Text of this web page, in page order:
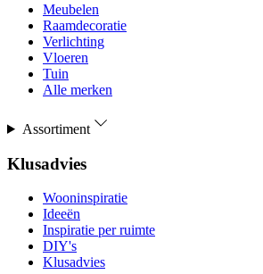
Meubelen
Raamdecoratie
Verlichting
Vloeren
Tuin
Alle merken
Assortiment
Klusadvies
Wooninspiratie
Ideeën
Inspiratie per ruimte
DIY's
Klusadvies